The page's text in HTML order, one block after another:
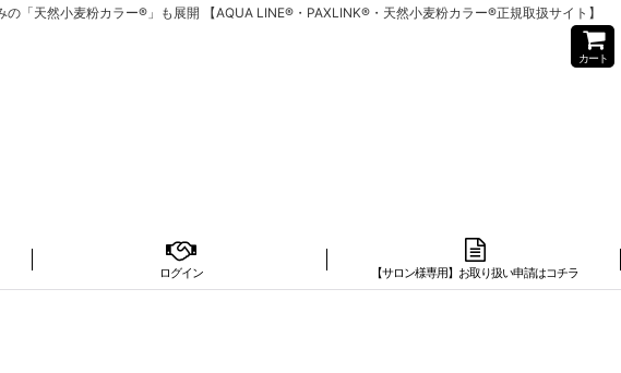
「天然小麦粉カラー®」も展開 【AQUA LINE®・PAXLINK®・天然小麦粉カラー®正規取扱サイト】
カート
ログイン 【サロン様専用】お取り扱い申請はコチラ